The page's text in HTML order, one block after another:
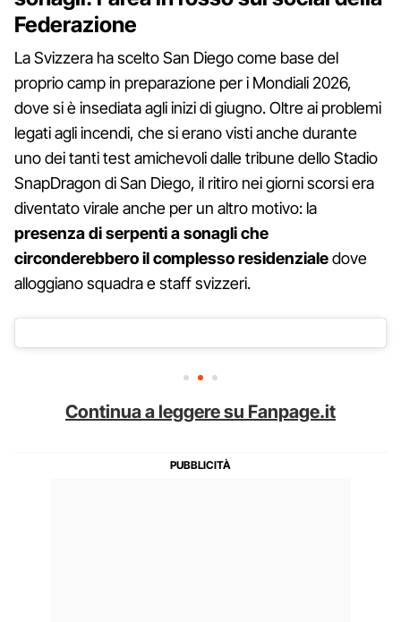
Federazione
La Svizzera ha scelto San Diego come base del
proprio camp in preparazione per i Mondiali 2026,
dove si è insediata agli inizi di giugno. Oltre ai problemi
legati agli incendi, che si erano visti anche durante
uno dei tanti test amichevoli dalle tribune dello Stadio
SnapDragon di San Diego, il ritiro nei giorni scorsi era
diventato virale anche per un altro motivo: la
presenza di serpenti a sonagli che
circonderebbero il complesso residenzialedove
alloggiano squadra e staff svizzeri.
Continua a leggere su Fanpage.it